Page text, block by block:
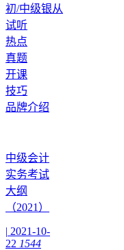
初/中级银从
试听
热点
真题
开课
技巧
品牌介绍
中级会计
实务考试
大纲
（2021）
| 2021-10-
22 1544